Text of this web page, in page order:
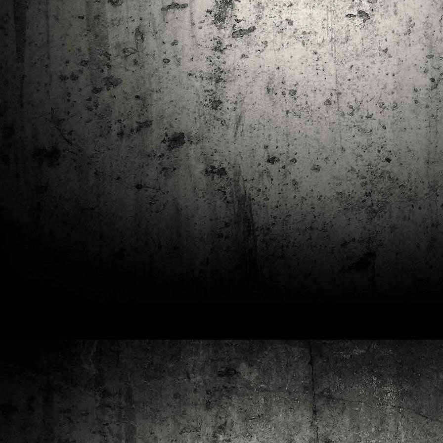
trimestre del club de lectura de còmics de la Biblioteca Pública de
Tarragona. I aquest és el menú ofert per als mesos d'abril, maig i juny. Com ja és
habitual, el club se segueix en modalitat virtual amb l'aplicació Tellfy i les
trobades mensuals són per videoconferència.
MAR
13
Descobrint els orígens de la revista Spirou
Ja tinc a les mans el resultat d'una feina que m'ha portat a capbussar-me
els darrers temps en la història del còmic europeu i dels seus grans
autors i personatges!
Segur que coneixeu en Lucky Luke, els Barrufets, en Marsupilami o en Spirou,
però sabíeu que van néixer en una revista? Le Journal de Spirou, publicada per
primera vegada el 21 d’abril de 1938, és una de les grans icones de l’escola de
còmic franco-belga.
24
El compromís de Joan Junceda: ‘Somnis entre la boira’ de
Lluís Recasens i Àngel Marí
Nascut a Barcelona l’any 1881 i mort a Blanes el 1948, Joan Junceda és
un dels noms més destacats entre els dibuixants, il·lustradors i caricaturistes
catalans d’aquesta època. Tot i començar sense cap tipus de formació, ben
aviat s’integrà dins la redacció del setmanari Cu-Cut!, participant activament en
Abans de tancar el 2024, arriba l'hora de presentar les lectures del
primer trimestre del 2025 del club de lectura de còmics de la Biblioteca
Pública de Tarragona, gratuït i virtual. El menú, ben variat: un personatge
clàssic, l'adaptació d'una novel·la molt coneguda (i llegida) i una novetat molt
impactant. Aquí en teniu els detalls!
Gener
Corto Maltés.
OCT